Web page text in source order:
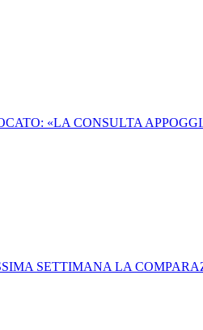
«LA CONSULTA
SETTIMANA LA